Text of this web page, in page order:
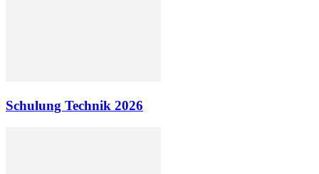
Schulung Technik 2026